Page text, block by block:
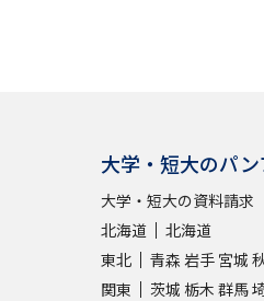
大学・短大のパ
大学・短大の資料請求
北海道
北海道
東北
青森 岩手 宮城
関東
茨城 栃木 群馬